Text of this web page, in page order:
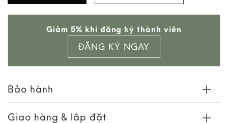
wishlist
Giảm 5% khi đăng ký thành viên
ĐĂNG KÝ NGAY
Bảo hành
Giao hàng & lắp đặt